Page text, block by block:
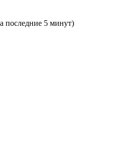
последние 5 минут)